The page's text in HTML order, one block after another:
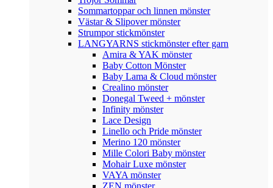
Sommartoppar och linnen mönster
Västar & Slipover mönster
Strumpor stickmönster
LANGYARNS stickmönster efter garn
Amira & YAK mönster
Baby Cotton Mönster
Baby Lama & Cloud mönster
Crealino mönster
Donegal Tweed + mönster
Infinity mönster
Lace Design
Linello och Pride mönster
Merino 120 mönster
Mille Colori Baby mönster
Mohair Luxe mönster
VAYA mönster
ZEN mönster